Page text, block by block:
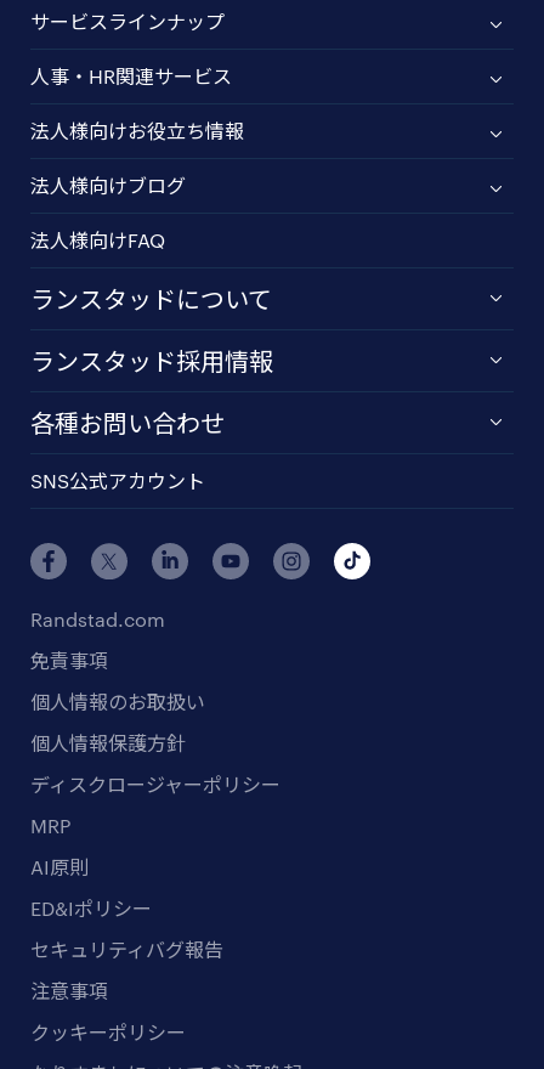
サービスラインナップ
人事・HR関連サービス
法人様向けお役立ち情報
法人様向けブログ
法人様向けFAQ
ランスタッドについて
ランスタッド採用情報
各種お問い合わせ
SNS公式アカウント
Randstad.com
免責事項
個人情報のお取扱い
個人情報保護方針
ディスクロージャーポリシー
MRP
AI原則
ED&Iポリシー
セキュリティバグ報告
注意事項
クッキーポリシー